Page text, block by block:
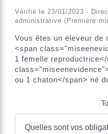
Vérifié le 23/01/2023 -
administrative (Première
Vous êtes un éleveur de
<span
1 femelle
ou 1 chaton</span> né
Quelles sont vos